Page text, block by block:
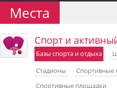
пїЅпїЅпїЅпїЅпїЅ
пїЅпїЅпїЅ
Места
Спорт и
Базы спорта и отдыха
Стадионы
Спортивные
Спортивные площадки